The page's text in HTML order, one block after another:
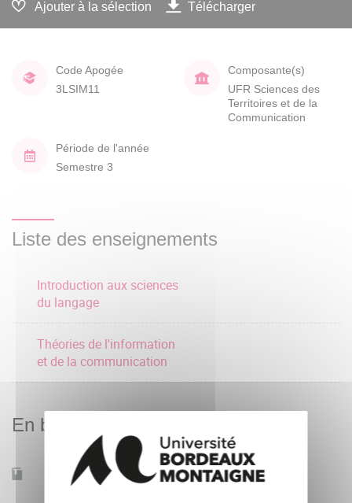
Ajouter à la sélection Télécharger
Code Apogée
3LSIM11
Composante(s)
UFR Sciences des
Territoires et de la
Communication
Période de l'année
Semestre 3
Liste des enseignements
Introduction aux sciences
du langage
Théories de l'information
et de la communication
En bref
Accessible à distance Non